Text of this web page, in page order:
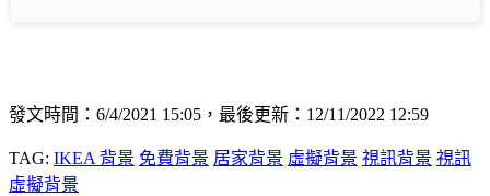
發文時間：6/4/2021 15:05，最後更新：12/11/2022 12:59
TAG: IKEA 背景 免費背景 居家背景 虛擬背景 視訊背景 視訊
虛擬背景